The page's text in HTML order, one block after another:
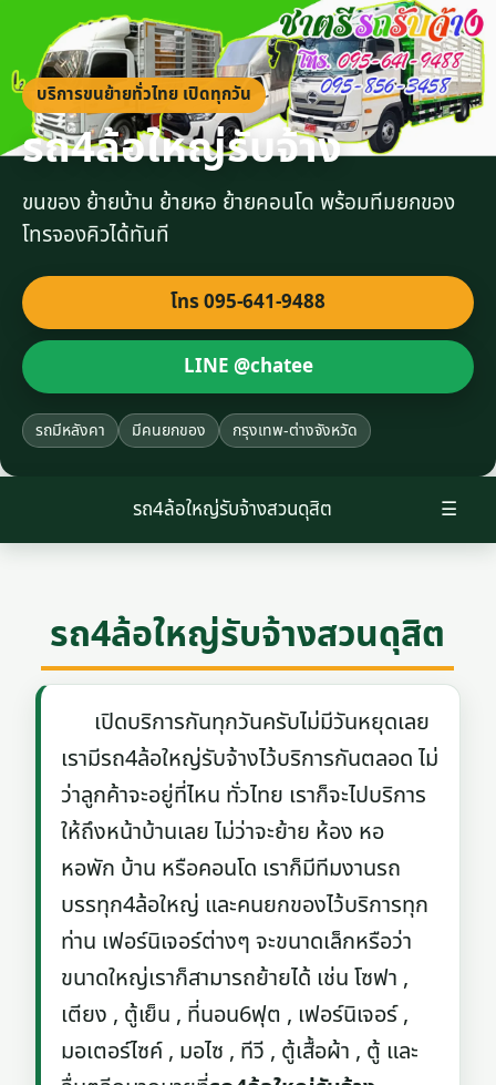
บริการขนย้ายทั่วไทย เปิดทุกวัน
รถ4ล้อใหญ่รับจ้าง
ขนของ ย้ายบ้าน ย้ายหอ ย้ายคอนโด พร้อมทีมยกของ
โทรจองคิวได้ทันที
โทร 095-641-9488
LINE @chatee
รถมีหลังคา มีคนยกของ กรุงเทพ-ต่างจังหวัด
☰
รถ4ล้อใหญ่รับจ้างสวนดุสิต
รถ4ล้อใหญ่รับจ้างสวนดุสิต
เปิดบริการกันทุกวันครับไม่มีวันหยุดเลย
เรามีรถ4ล้อใหญ่รับจ้างไว้บริการกันตลอด ไม่
ว่าลูกค้าจะอยู่ที่ไหน ทั่วไทย เราก็จะไปบริการ
ให้ถึงหน้าบ้านเลย ไม่ว่าจะย้าย ห้อง หอ
หอพัก บ้าน หรือคอนโด เราก็มีทีมงานรถ
บรรทุก4ล้อใหญ่ และคนยกของไว้บริการทุก
ท่าน เฟอร์นิเจอร์ต่างๆ จะขนาดเล็กหรือว่า
ขนาดใหญ่เราก็สามารถย้ายได้ เช่น โซฟา ,
เตียง , ตู้เย็น , ที่นอน6ฟุต , เฟอร์นิเจอร์ ,
มอเตอร์ไซค์ , มอไซ , ทีวี , ตู้เสื้อผ้า , ตู้ และ